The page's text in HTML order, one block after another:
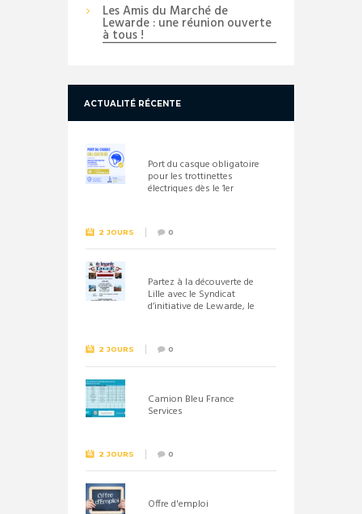
Les Amis du Marché de
Lewarde : une réunion ouverte
à tous !
ACTUALITÉ RÉCENTE
Port du casque obligatoire
pour les trottinettes
électriques dès le 1er
2 JOURS 0
Partez à la découverte de
Lille avec le Syndicat
d’initiative de Lewarde, le
2 JOURS 0
Camion Bleu France
Services
2 JOURS 0
Offre d'emploi